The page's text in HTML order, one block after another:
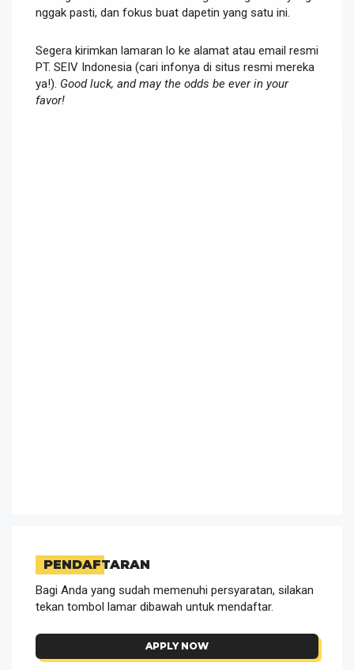
nggak pasti, dan fokus buat dapetin yang satu ini.
Segera kirimkan lamaran lo ke alamat atau email resmi
PT. SEIV Indonesia (cari infonya di situs resmi mereka
ya!). Good luck, and may the odds be ever in your
favor!
PENDAFTARAN
Bagi Anda yang sudah memenuhi persyaratan, silakan
tekan tombol lamar dibawah untuk mendaftar.
APPLY NOW